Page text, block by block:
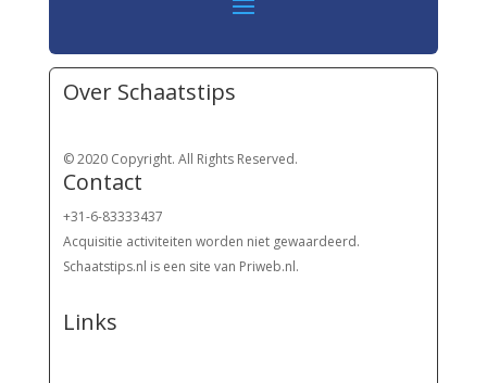
Over Schaatstips
© 2020 Copyright. All Rights Reserved.
Contact
+31-6-83333437
Acquisitie activiteiten worden niet gewaardeerd.
Schaatstips.nl is een site van Priweb.nl.
Links